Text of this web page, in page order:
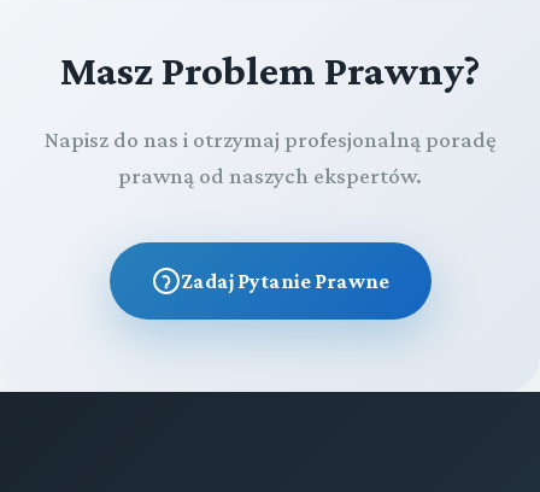
Masz Problem Prawny?
Napisz do nas i otrzymaj profesjonalną poradę
prawną od naszych ekspertów.
Zadaj Pytanie Prawne